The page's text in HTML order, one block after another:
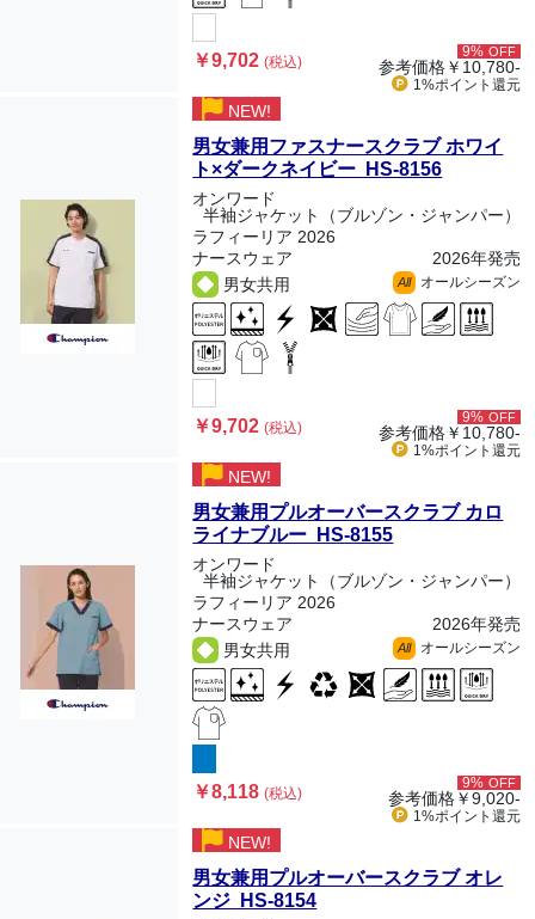
￥9,702(税込)
9% OFF
参考価格￥10,780-
1%ポイント 還元
NEW!
男女兼用ファスナースクラブ ホワイ
ト×ダークネイビー HS-8156
オンワード
半袖ジャケット（ブルゾン・ジャンパー）
ラフィーリア 2026
ナースウェア
2026年発売
男女共用
All オールシーズン
￥9,702(税込)
9% OFF
参考価格￥10,780-
1%ポイント 還元
NEW!
男女兼用プルオーバースクラブ カロ
ライナブルー HS-8155
オンワード
半袖ジャケット（ブルゾン・ジャンパー）
ラフィーリア 2026
ナースウェア
2026年発売
男女共用
All オールシーズン
￥8,118(税込)
9% OFF
参考価格￥9,020-
1%ポイント 還元
NEW!
男女兼用プルオーバースクラブ オレ
ンジ HS-8154